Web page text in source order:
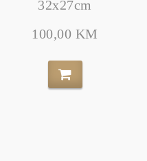
32x27cm
100,00 KM